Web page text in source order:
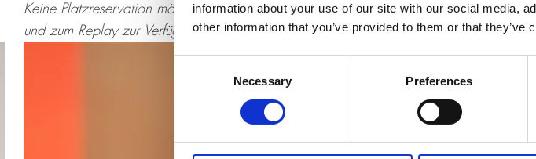
information about your use of our site with our social media,
other information that you’ve provided to them or that
Necessary Preferences
Keine Platzreservation möglich. Die Veranstaltung wird ausserdem live übertragen
und zum Replay zur Verfügung gestellt.